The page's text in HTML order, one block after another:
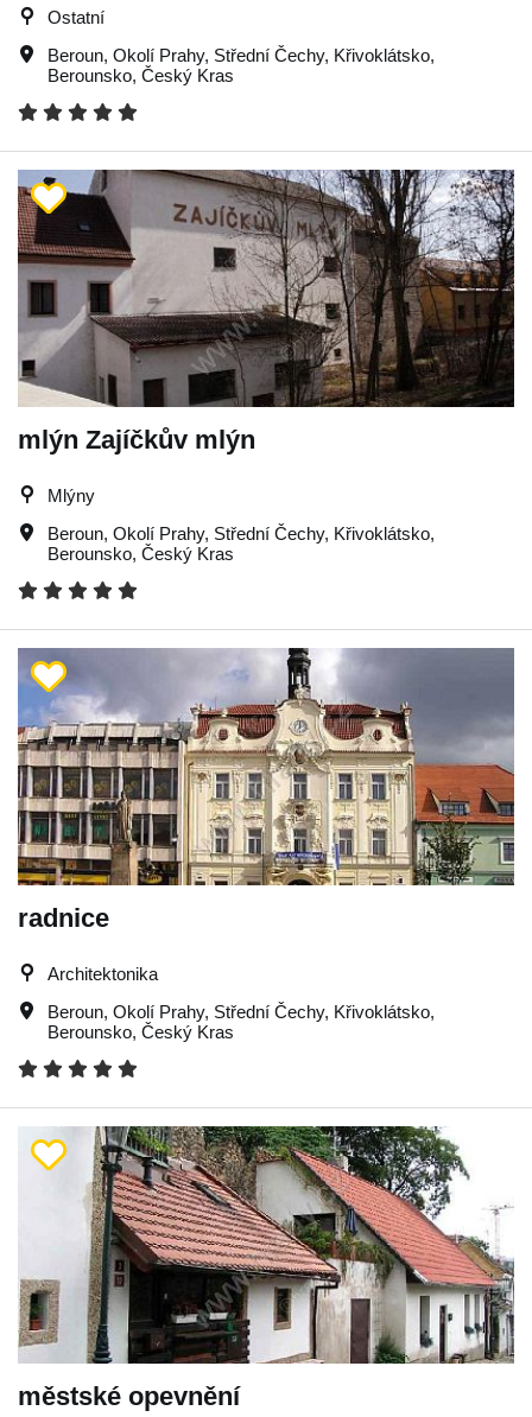
Ostatní
Beroun, Okolí Prahy, Střední Čechy, Křivoklátsko,
Berounsko, Český Kras
mlýn Zajíčkův mlýn
Mlýny
Beroun, Okolí Prahy, Střední Čechy, Křivoklátsko,
Berounsko, Český Kras
radnice
Architektonika
Beroun, Okolí Prahy, Střední Čechy, Křivoklátsko,
Berounsko, Český Kras
městské opevnění